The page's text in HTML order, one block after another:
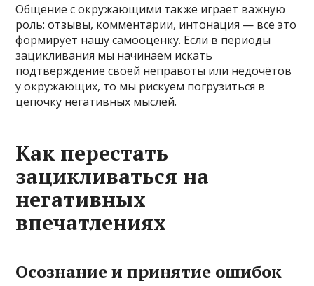
Общение с окружающими также играет важную
роль: отзывы, комментарии, интонация — все это
формирует нашу самооценку. Если в периоды
зацикливания мы начинаем искать
подтверждение своей неправоты или недочётов
у окружающих, то мы рискуем погрузиться в
цепочку негативных мыслей.
Как перестать
зацикливаться на
негативных
впечатлениях
Осознание и принятие ошибок